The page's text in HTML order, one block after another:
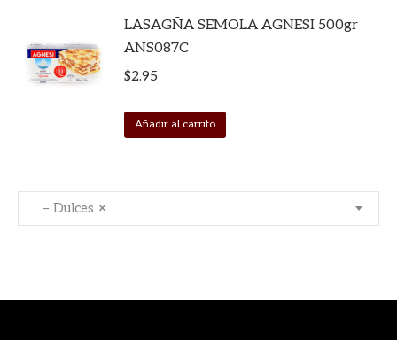
LASAGÑA SEMOLA AGNESI 500gr
ANS087C
$2.95
Añadir al carrito
×
– Dulces